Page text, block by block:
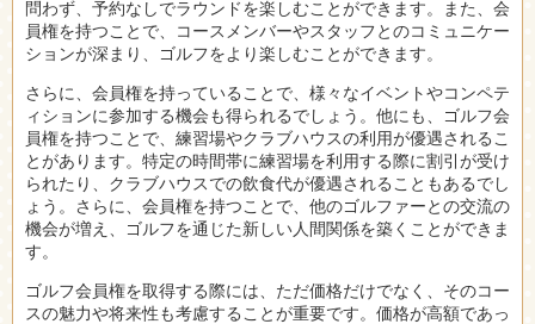
問わず、予約なしでラウンドを楽しむことができます。また、会
員権を持つことで、コースメンバーやスタッフとのコミュニケー
ションが深まり、ゴルフをより楽しむことができます。
さらに、会員権を持っていることで、様々なイベントやコンペテ
ィションに参加する機会も得られるでしょう。他にも、ゴルフ会
員権を持つことで、練習場やクラブハウスの利用が優遇されるこ
とがあります。特定の時間帯に練習場を利用する際に割引が受け
られたり、クラブハウスでの飲食代が優遇されることもあるでし
ょう。さらに、会員権を持つことで、他のゴルファーとの交流の
機会が増え、ゴルフを通じた新しい人間関係を築くことができま
す。
ゴルフ会員権を取得する際には、ただ価格だけでなく、そのコー
スの魅力や将来性も考慮することが重要です。価格が高額であっ